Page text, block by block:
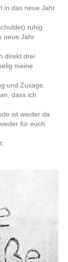
in das neue Jahr
ruhig
neue Jahr
direkt drei
meine
und Zusage.
dass ich
ist wieder da
für euch